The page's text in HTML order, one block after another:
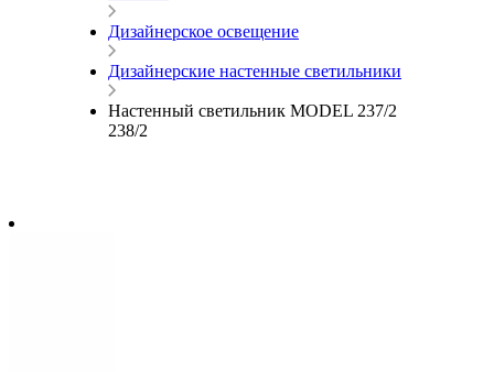
Дизайнерское освещение
Дизайнерские настенные светильники
Настенный светильник MODEL 237/2
238/2